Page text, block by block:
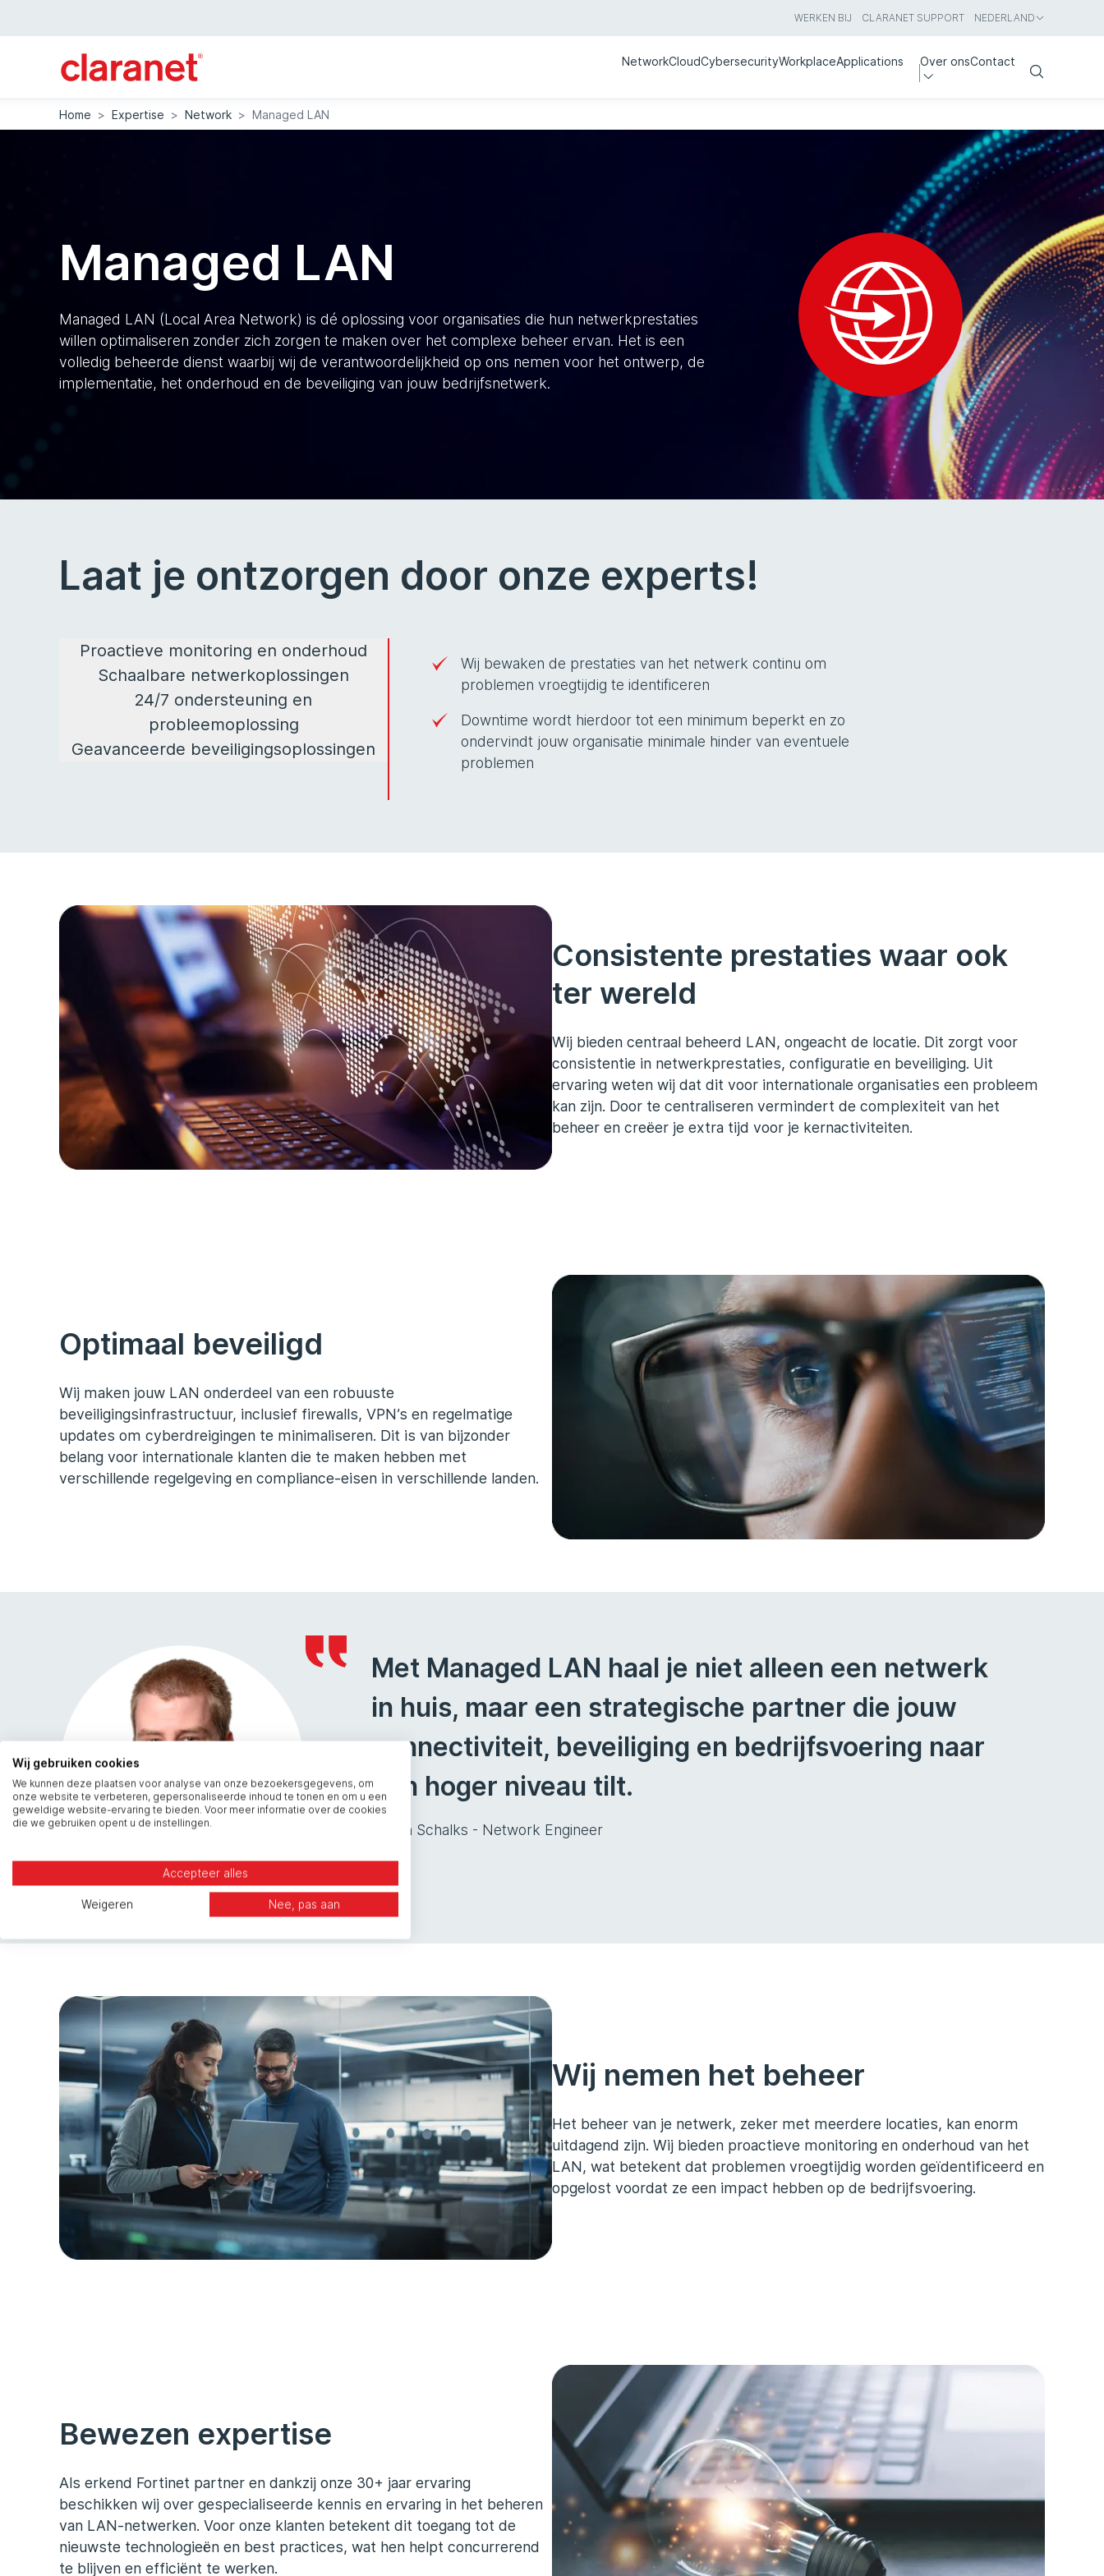
WERKEN BIJ CLARANET SUPPORT NEDERLAND
NetworkCloudCybersecurityWorkplaceApplications Over onsContact
Search
Home > Expertise > Network > Managed LAN
Managed LAN
Managed LAN (Local Area Network) is dé oplossing voor organisaties die hun netwerkprestaties
willen optimaliseren zonder zich zorgen te maken over het complexe beheer ervan. Het is een
volledig beheerde dienst waarbij wij de verantwoordelijkheid op ons nemen voor het ontwerp, de
implementatie, het onderhoud en de beveiliging van jouw bedrijfsnetwerk.
Laat je ontzorgen door onze experts!
Proactieve monitoring en onderhoud
Schaalbare netwerkoplossingen
24/7 ondersteuning en
probleemoplossing
Geavanceerde beveiligingsoplossingen
Wij bewaken de prestaties van het netwerk continu om
problemen vroegtijdig te identificeren
Downtime wordt hierdoor tot een minimum beperkt en zo
ondervindt jouw organisatie minimale hinder van eventuele
problemen
Consistente prestaties waar ook
ter wereld
Wij bieden centraal beheerd LAN, ongeacht de locatie. Dit zorgt voor
consistentie in netwerkprestaties, configuratie en beveiliging. Uit
ervaring weten wij dat dit voor internationale organisaties een probleem
kan zijn. Door te centraliseren vermindert de complexiteit van het
beheer en creëer je extra tijd voor je kernactiviteiten.
Optimaal beveiligd
Wij maken jouw LAN onderdeel van een robuuste
beveiligingsinfrastructuur, inclusief firewalls, VPN’s en regelmatige
updates om cyberdreigingen te minimaliseren. Dit is van bijzonder
belang voor internationale klanten die te maken hebben met
verschillende regelgeving en compliance-eisen in verschillende landen.
Met Managed LAN haal je niet alleen een netwerk
in huis, maar een strategische partner die jouw
connectiviteit, beveiliging en bedrijfsvoering naar
een hoger niveau tilt.
Merijn Schalks - Network Engineer
Wij nemen het beheer
Het beheer van je netwerk, zeker met meerdere locaties, kan enorm
uitdagend zijn. Wij bieden proactieve monitoring en onderhoud van het
LAN, wat betekent dat problemen vroegtijdig worden geïdentificeerd en
opgelost voordat ze een impact hebben op de bedrijfsvoering.
Bewezen expertise
Als erkend Fortinet partner en dankzij onze 30+ jaar ervaring
beschikken wij over gespecialiseerde kennis en ervaring in het beheren
van LAN-netwerken. Voor onze klanten betekent dit toegang tot de
nieuwste technologieën en best practices, wat hen helpt concurrerend
te blijven en efficiënt te werken.
Wij gebruiken cookies
We kunnen deze plaatsen voor analyse van onze bezoekersgegevens, om
onze website te verbeteren, gepersonaliseerde inhoud te tonen en om u een
geweldige website-ervaring te bieden. Voor meer informatie over de cookies
die we gebruiken opent u de instellingen.
Accepteer alles
Weigeren Nee, pas aan